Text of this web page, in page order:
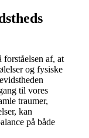
forståelsen af, at
og fysiske
til vores
traumer,
kan
på både